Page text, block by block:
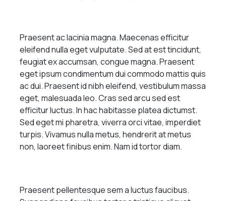
Praesent ac lacinia magna. Maecenas efficitur
eleifend nulla eget vulputate. Sed at est tincidunt,
feugiat ex accumsan, congue magna. Praesent
eget ipsum condimentum dui commodo mattis quis
ac dui. Praesent id nibh eleifend, vestibulum massa
eget, malesuada leo. Cras sed arcu sed est
efficitur luctus. In hac habitasse platea dictumst.
Sed eget mi pharetra, viverra orci vitae, imperdiet
turpis. Vivamus nulla metus, hendrerit at metus
non, laoreet finibus enim. Nam id tortor diam.
Praesent pellentesque sem a luctus faucibus.